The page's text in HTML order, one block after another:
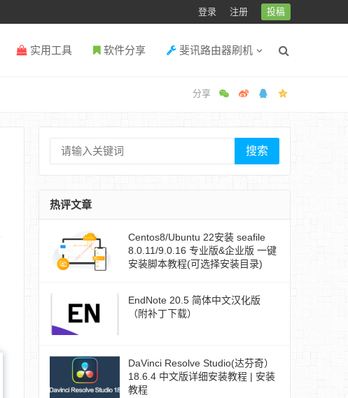
登录 注册 投稿
实用工具 软件分享 斐讯路由器刷机
搜索
热评文章
Centos8/Ubuntu 22安装 seafile
8.0.11/9.0.16 专业版&企业版 一键
安装脚本教程(可选择安装目录)
EndNote 20.5 简体中文汉化版
（附补丁下载）
DaVinci Resolve Studio(达芬奇）
18.6.4 中文版详细安装教程 | 安装
教程